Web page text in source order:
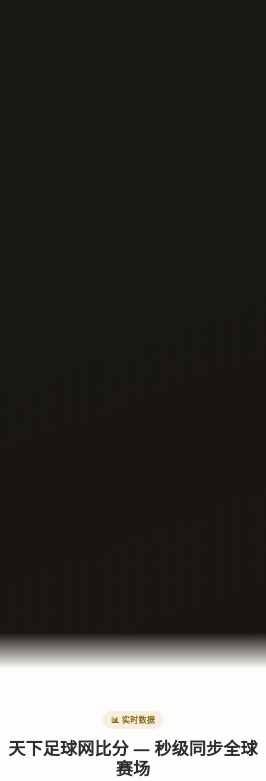
📊 实时数据
天下足球网比分 — 秒级同步全球
赛场